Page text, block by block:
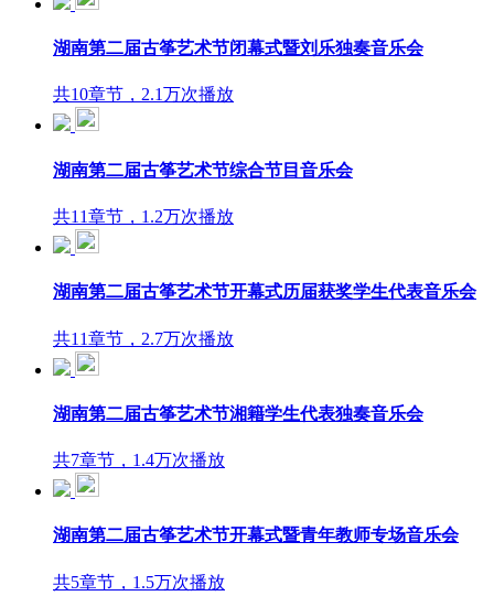
湖南第二届古筝艺术节闭幕式暨刘乐独奏音乐会
共10章节，2.1万次播放
湖南第二届古筝艺术节综合节目音乐会
共11章节，1.2万次播放
湖南第二届古筝艺术节开幕式历届获奖学生代表音乐会
共11章节，2.7万次播放
湖南第二届古筝艺术节湘籍学生代表独奏音乐会
共7章节，1.4万次播放
湖南第二届古筝艺术节开幕式暨青年教师专场音乐会
共5章节，1.5万次播放